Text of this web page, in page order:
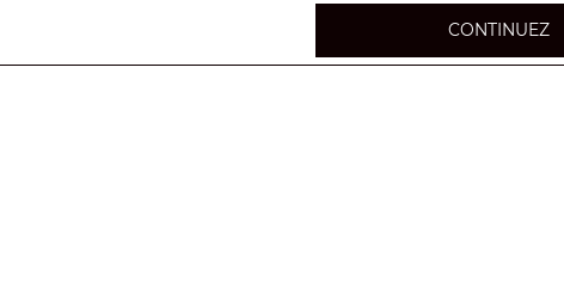
CONTINUEZ